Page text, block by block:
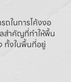
ในการโค้งงอ
สำคัญที่ทำให้พื้น
ทั้งในพื้นที่อยู่